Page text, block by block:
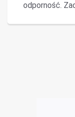
odporność.